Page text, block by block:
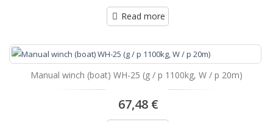
Read more
Manual winch (boat) WH-25 (g / p 1100kg, W / p 20m)
67,48 €